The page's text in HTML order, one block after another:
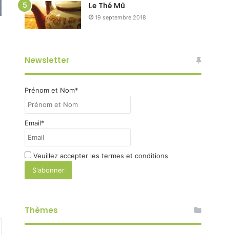
Le Thé Mû
19 septembre 2018
Newsletter
Prénom et Nom*
Email*
Veuillez accepter les termes et conditions
Thèmes